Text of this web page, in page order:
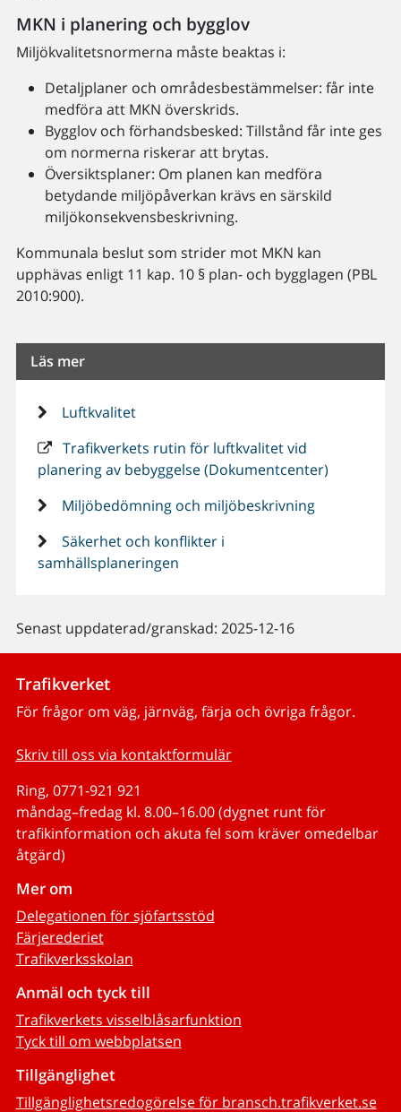
MKN i planering och bygglov
Miljökvalitetsnormerna måste beaktas i:
Detaljplaner och områdesbestämmelser: får inte
medföra att MKN överskrids.
Bygglov och förhandsbesked: Tillstånd får inte ges
om normerna riskerar att brytas.
Översiktsplaner: Om planen kan medföra
betydande miljöpåverkan krävs en särskild
miljökonsekvensbeskrivning.
Kommunala beslut som strider mot MKN kan
upphävas enligt 11 kap. 10 § plan- och bygglagen (PBL
2010:900).
Läs mer
Luftkvalitet
Trafikverkets rutin för luftkvalitet vid
planering av bebyggelse (Dokumentcenter)
Miljöbedömning och miljöbeskrivning
Säkerhet och konflikter i
samhällsplaneringen
Senast uppdaterad/granskad: 2025-12-16
Trafikverket
För frågor om väg, järnväg, färja och övriga frågor.
Skriv till oss via kontaktformulär
Ring, 0771-921 921
måndag–fredag kl. 8.00–16.00 (dygnet runt för
trafikinformation och akuta fel som kräver omedelbar
åtgärd)
Mer om
Delegationen för sjöfartsstöd
Färjerederiet
Trafikverksskolan
Anmäl och tyck till
Trafikverkets visselblåsarfunktion
Tyck till om webbplatsen
Tillgänglighet
Tillgänglighetsredogörelse för bransch.trafikverket.se